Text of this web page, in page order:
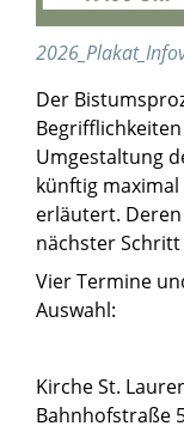
Der
Umgestaltung
künftig
erläutert.
nächster
Vier Termine
Auswahl:
Kirche St.
Bahnhofstraße